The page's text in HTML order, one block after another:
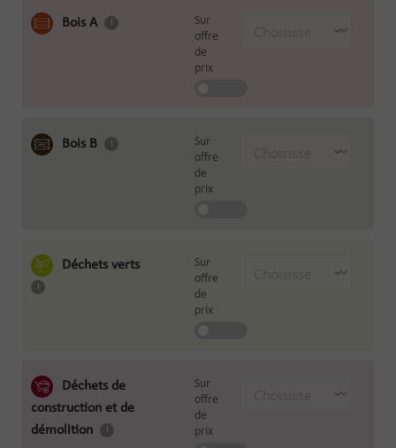
Bois A
Sur
offre
de
prix
Bois B
Sur
offre
de
prix
Déchets verts
Sur
offre
de
prix
Déchets de
construction et de
démolition
Sur
offre
de
prix